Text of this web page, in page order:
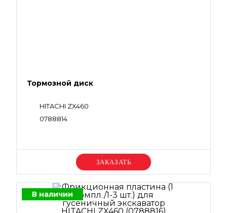
Тормозной диск
HITACHI ZX460
0788814
Уточняйте цену
В наличии